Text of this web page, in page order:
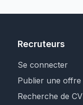
Recruteurs
Se connecter
Publier une offre
Recherche de CV